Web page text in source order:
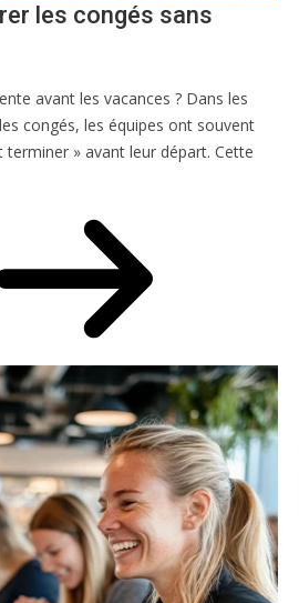
les congés sans
avant les vacances ? Dans les
congés, les équipes ont souvent
» avant leur départ. Cette